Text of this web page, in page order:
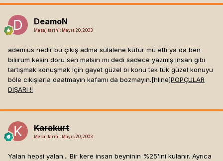
DeamoN
Mesaj tarihi: Mayıs 20, 2003
ademius nedir bu çıkış adma sülalene küfür mü etti ya da ben
biliırum kesin doru sen malsın mı dedi sadece yazmış insan gibi
tartışmak konuşmak için gayet güzel bi konu tek tük güzel konuyu
böle cıkışlarla daatmayın kafamı da bozmayın.[hline]POPÇULAR
DIŞARI !!
Karakurt
Mesaj tarihi: Mayıs 20, 2003
Yalan hepsi yalan... Bir kere insan beyninin %25'ini kulanır. Ayrıca